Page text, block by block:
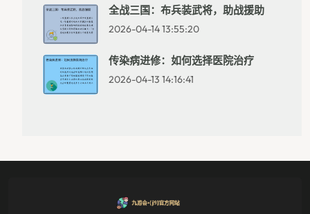
全战三国：布兵装武将，助战援助
2026-04-14 13:55:20
传染病进修：如何选择医院治疗
2026-04-13 14:16:41